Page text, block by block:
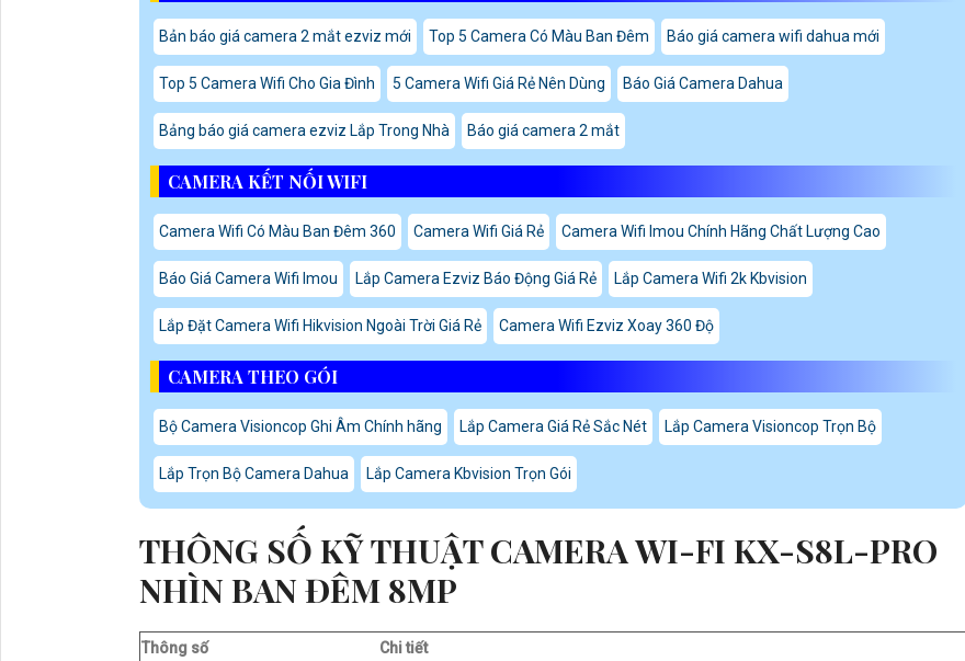
Bản báo giá camera 2 mắt ezviz mới Top 5 Camera Có Màu Ban Đêm Báo giá camera wifi dahua mới
Top 5 Camera Wifi Cho Gia Đình 5 Camera Wifi Giá Rẻ Nên Dùng Báo Giá Camera Dahua
Bảng báo giá camera ezviz Lắp Trong Nhà Báo giá camera 2 mắt
CAMERA KẾT NỐI WIFI
Camera Wifi Có Màu Ban Đêm 360 Camera Wifi Giá Rẻ Camera Wifi Imou Chính Hãng Chất Lượng Cao
Báo Giá Camera Wifi Imou Lắp Camera Ezviz Báo Động Giá Rẻ Lắp Camera Wifi 2k Kbvision
Lắp Đặt Camera Wifi Hikvision Ngoài Trời Giá Rẻ Camera Wifi Ezviz Xoay 360 Độ
CAMERA THEO GÓI
Bộ Camera Visioncop Ghi Âm Chính hãng Lắp Camera Giá Rẻ Sắc Nét Lắp Camera Visioncop Trọn Bộ
Lắp Trọn Bộ Camera Dahua Lắp Camera Kbvision Trọn Gói
THÔNG SỐ KỸ THUẬT CAMERA WI-FI KX-S8L-PRO
NHÌN BAN ĐÊM 8MP
Thông số
Chi tiết